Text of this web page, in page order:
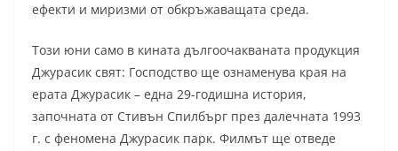
ефекти и миризми от обкръжаващата среда.
Този юни само в кината дългоочакваната продукция
Джурасик свят: Господство ще ознаменува края на
ерата Джурасик – една 29-годишна история,
започната от Стивън Спилбърг през далечната 1993
г. с феномена Джурасик парк. Филмът ще отведе